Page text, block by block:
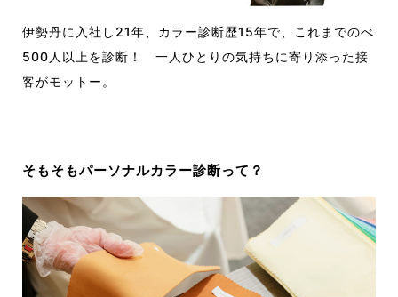
伊勢丹に入社し21年、カラー診断歴15年で、これまでのべ
500人以上を診断！ 一人ひとりの気持ちに寄り添った接
客がモットー。
そもそもパーソナルカラー診断って？